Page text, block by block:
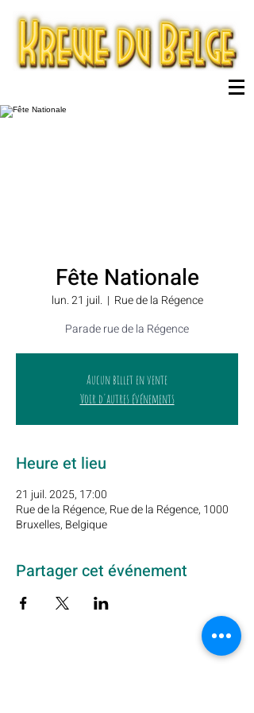
Fête Nationale
lun. 21 juil.
  |
Rue de la Régence
Parade rue de la Régence
Aucun billet en vente
Voir d'autres événements
Heure et lieu
21 juil. 2025, 17:00
Rue de la Régence, Rue de la Régence, 1000
Bruxelles, Belgique
Partager cet événement